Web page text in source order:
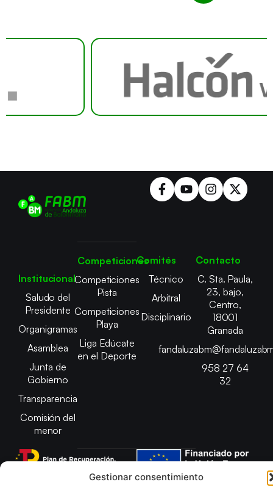
Gestionar consentimiento
Institucional
Saludo del
Presidente
Organigramas
Asamblea
Junta de
Gobierno
Transparencia
Comisión del
menor
Competiciones
Competiciones
Pista
Competiciones
Playa
Liga Edúcate
en el Deporte
Comités
Técnico
Arbitral
Disciplinario
Contacto
C. Sta. Paula,
23, bajo,
Centro,
18001
Granada
958 27 64
32